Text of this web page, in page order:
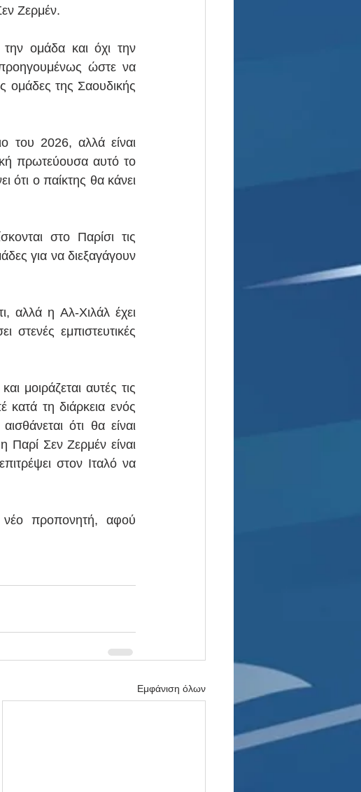
Ζερμέν.
ομάδα και όχι την
ώστε να
ομάδες της Σαουδικής
του 2026, αλλά είναι
πρωτεύουσα αυτό το
ότι ο παίκτης θα κάνει
στο Παρίσι τις
για να διεξαγάγουν
αλλά η Αλ-Χιλάλ έχει
στενές εμπιστευτικές
μοιράζεται αυτές τις
κατά τη διάρκεια ενός
ότι θα είναι
Σεν Ζερμέν είναι
στον Ιταλό να
νέο προπονητή, αφού
Εμφάνιση όλων